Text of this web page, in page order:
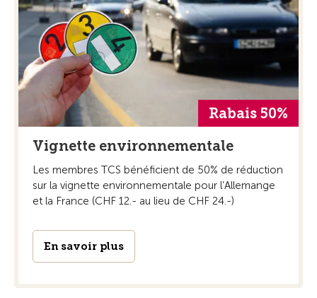
Rabais 50%
Vignette environnementale
Les membres TCS bénéficient de 50% de réduction
sur la vignette environnementale pour l’Allemange
et la France (CHF 12.- au lieu de CHF 24.-)
En savoir plus